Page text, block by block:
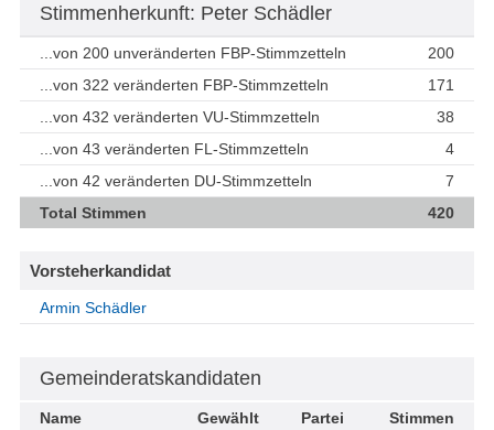
Stimmenherkunft: Peter Schädler
...von 200 unveränderten FBP-Stimmzetteln
200
...von 322 veränderten FBP-Stimmzetteln
171
...von 432 veränderten VU-Stimmzetteln
38
...von 43 veränderten FL-Stimmzetteln
4
...von 42 veränderten DU-Stimmzetteln
7
Total Stimmen
420
Vorsteherkandidat
Armin Schädler
Gemeinderatskandidaten
Name Gewählt Partei Stimmen